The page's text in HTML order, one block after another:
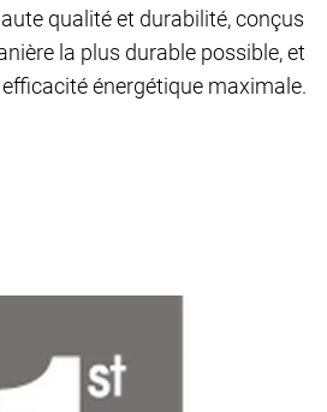
qualité et durabilité, conçus
la plus durable possible, et
énergétique maximale.